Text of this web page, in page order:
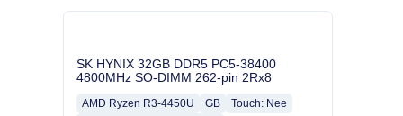
SK HYNIX 32GB DDR5 PC5-38400
4800MHz SO-DIMM 262-pin 2Rx8
AMD Ryzen R3-4450U GB
Touch: Nee